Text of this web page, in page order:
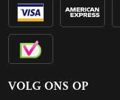
VOLG ONS OP